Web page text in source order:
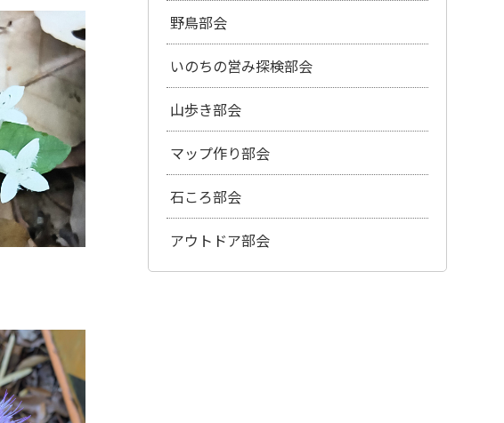
野鳥部会
いのちの営み探検部会
山歩き部会
マップ作り部会
石ころ部会
アウトドア部会